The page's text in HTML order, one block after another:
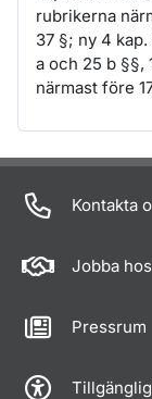
rubrikerna
37 §; ny 4 kap.
a och 25 b §§,
närmast före
Om sidan
Kontakta
Jobba
Pressrum